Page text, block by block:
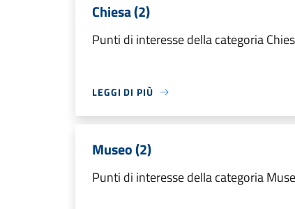
Chiesa (2)
Punti di interesse della categoria
LEGGI DI PIÙ
Museo (2)
Punti di interesse della categoria